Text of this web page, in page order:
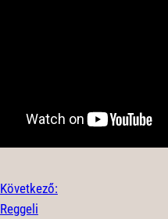
Következő:
Reggeli